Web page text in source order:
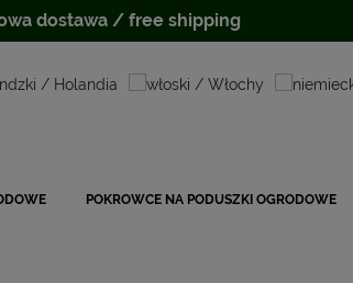
POKROWCE NA PODUSZKI OGRODOWE
dostawa / free shipping